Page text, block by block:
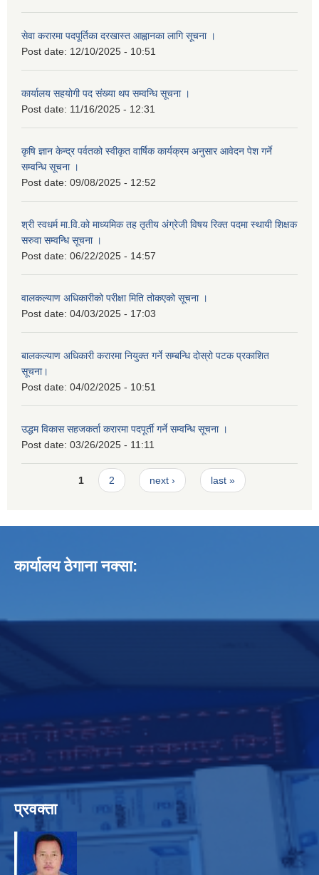
सेवा करारमा पदपूर्तिका दरखास्त आह्वानका लागि सूचना ।
Post date: 12/10/2025 - 10:51
कार्यालय सहयोगी पद संख्या थप सम्वन्धि सूचना ।
Post date: 11/16/2025 - 12:31
कृषि ज्ञान केन्द्र पर्वतको स्वीकृत वार्षिक कार्यक्रम अनुसार आवेदन पेश गर्ने
सम्वन्धि सूचना ।
Post date: 09/08/2025 - 12:52
श्री स्वधर्म मा.वि.को माध्यमिक तह तृतीय अंग्रेजी विषय रिक्त पदमा स्थायी शिक्षक
सरुवा सम्वन्धि सूचना ।
Post date: 06/22/2025 - 14:57
वालकल्याण अधिकारीको परीक्षा मिति तोकएको सूचना ।
Post date: 04/03/2025 - 17:03
बालकल्याण अधिकारी करारमा नियुक्त गर्ने सम्बन्धि दोस्रो पटक प्रकाशित
सूचना।
Post date: 04/02/2025 - 10:51
उद्धम विकास सहजकर्ता करारमा पदपूर्ती गर्ने सम्वन्धि सूचना ।
Post date: 03/26/2025 - 11:11
Pages1 2 next › last »
कार्यालय ठेगाना नक्सा:
प्रवक्ता